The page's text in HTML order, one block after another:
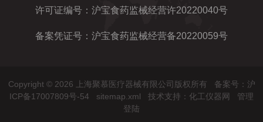
许可证编号：沪宝食药监械经营许20220040号
备案凭证号：沪宝食药监械经营备20220059号
Copyright © 2026 上海聚慕医疗器械有限公司版权所有 备案号：沪
ICP备17007809号-54
sitemap.xml 技术支持： 化工仪器网
管理
登陆